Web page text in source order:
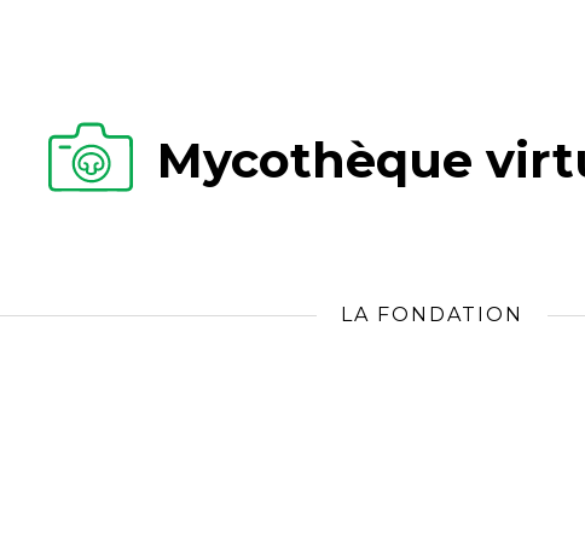
Mycothèque
LA FONDATION